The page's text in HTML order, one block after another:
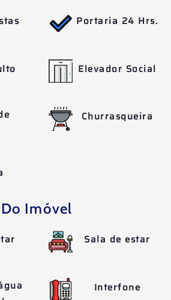
Portaria 24 Hrs.
Elevador Social
Churrasqueira
Do Imóvel
Sala de estar
Interfone